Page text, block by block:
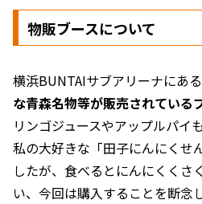
物販ブースについて
横浜BUNTAIサブアリーナにある
な青森名物等が販売されている
リンゴジュースやアップルパイ
私の大好きな「田子にんにくせ
したが、食べるとにんにくくさ
い、今回は購入することを断念